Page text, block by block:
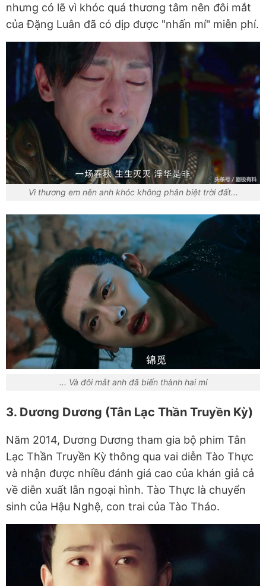
nhưng có lẽ vì khóc quá thương tâm nên đôi mắt
của Đặng Luân đã có dịp được "nhấn mí" miễn phí.
Vì thương em nên anh khóc không phân biệt trời đất...
... Và đôi mắt anh đã biến thành hai mí
3. Dương Dương (Tân Lạc Thần Truyền Kỳ)
Năm 2014, Dương Dương tham gia bộ phim Tân
Lạc Thần Truyền Kỳ thông qua vai diễn Tào Thực
và nhận được nhiều đánh giá cao của khán giả cả
về diễn xuất lẫn ngoại hình. Tào Thực là chuyển
sinh của Hậu Nghệ, con trai của Tào Tháo.